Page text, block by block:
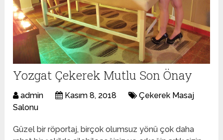
Yozgat Çekerek Mutlu Son Önay
admin Kasım 8, 2018
Çekerek Masaj
Salonu
Güzel bir röportaj, birçok olumsuz yönü çok daha